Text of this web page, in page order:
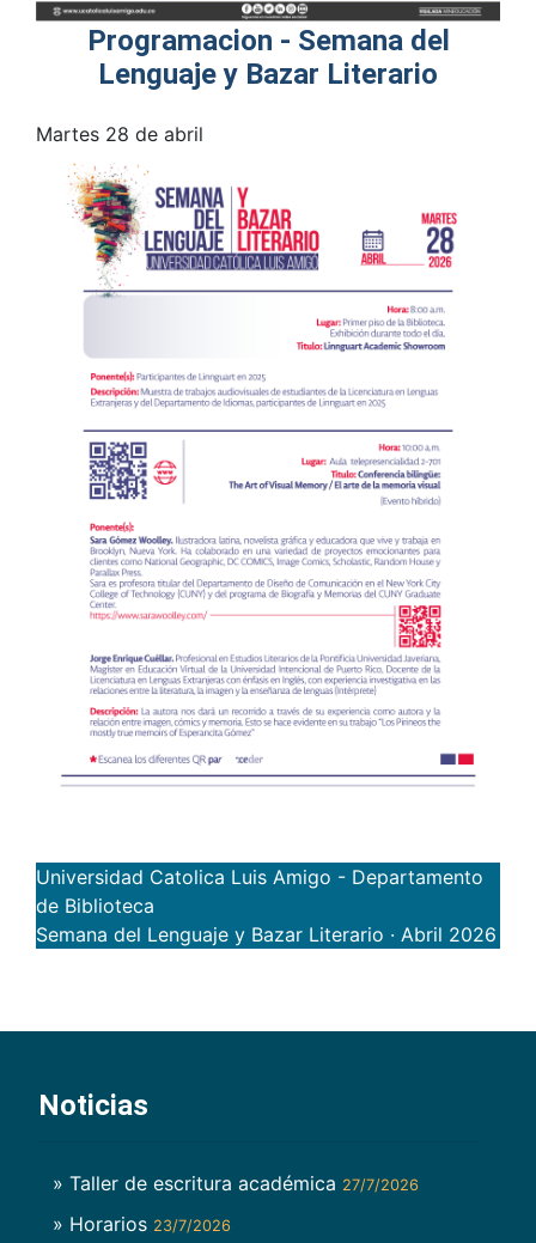
Programacion - Semana del
Lenguaje y Bazar Literario
Martes 28 de abril
Anterior
Universidad Catolica Luis Amigo - Departamento
de Biblioteca
Semana del Lenguaje y Bazar Literario · Abril 2026
Noticias
» Taller de escritura académica 27/7/2026
» Horarios 23/7/2026